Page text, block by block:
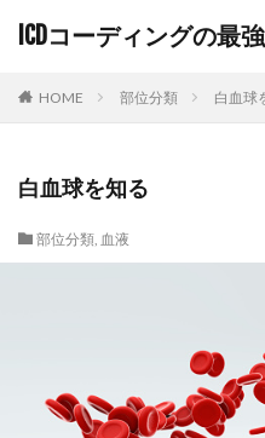
ICDコーディングの最
HOME 部位分類 白血球
白血球を知る
部位分類, 血液